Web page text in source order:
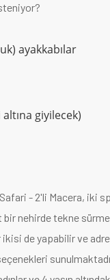
ayakkabılar
giyilecek)
- 2'li Macera, iki
nehirde tekne
de yapabilir ve